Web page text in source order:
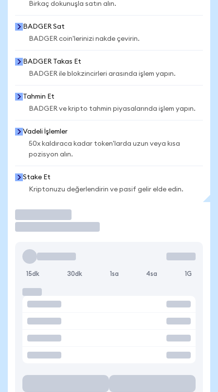
Birkaç dokunuşla satın alın.
BADGER Sat
BADGER coin'lerinizi nakde çevirin.
BADGER Takas Et
BADGER ile blokzincirleri arasında işlem yapın.
Tahmin Et
BADGER ve kripto tahmin piyasalarında işlem yapın.
Vadeli İşlemler
50x kaldıraca kadar token'larda uzun veya kısa
pozisyon alın.
Stake Et
Kriptonuzu değerlendirin ve pasif gelir elde edin.
15dk 30dk 1sa 4sa 1G